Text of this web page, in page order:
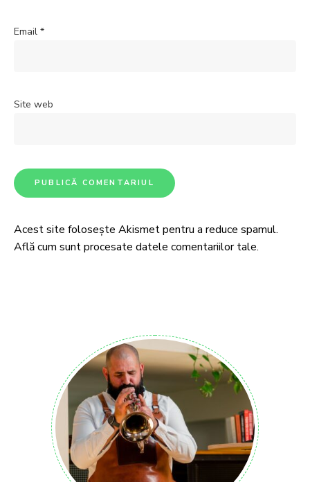
Email *
Site web
Acest site folosește Akismet pentru a reduce spamul.
Află cum sunt procesate datele comentariilor tale.